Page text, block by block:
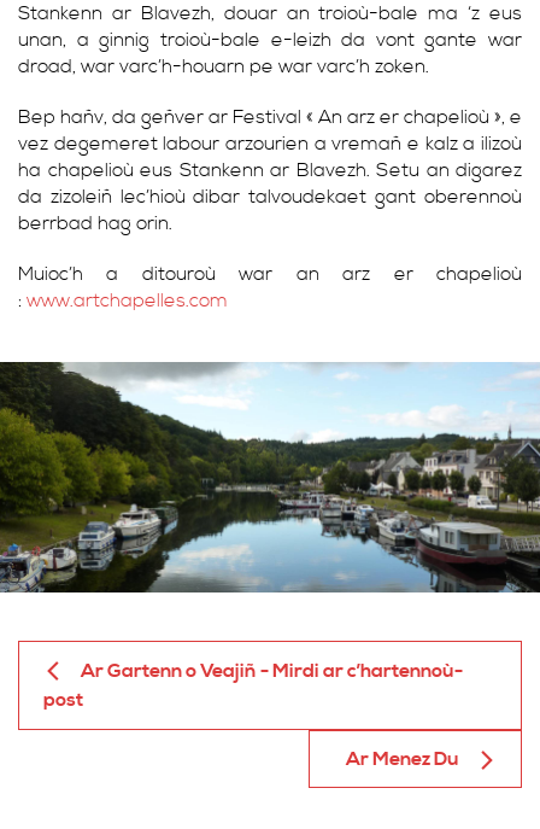
Stankenn ar Blavezh, douar an troioù-bale ma ‘z eus
unan, a ginnig troioù-bale e-leizh da vont gante war
droad, war varc’h-houarn pe war varc’h zoken.
Bep hañv, da geñver ar Festival « An arz er chapelioù », e
vez degemeret labour arzourien a vremañ e kalz a ilizoù
ha chapelioù eus Stankenn ar Blavezh. Setu an digarez
da zizoleiñ lec’hioù dibar talvoudekaet gant oberennoù
berrbad hag orin.
Muioc’h a ditouroù war an arz er chapelioù
: www.artchapelles.com
Ar Gartenn o Veajiñ - Mirdi ar c’hartennoù-
post
Ar Menez Du